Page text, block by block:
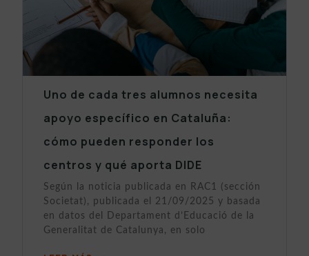
Uno de cada tres alumnos necesita
apoyo específico en Cataluña:
cómo pueden responder los
centros y qué aporta DIDE
Según la noticia publicada en RAC1 (sección
Societat), publicada el 21/09/2025 y basada
en datos del Departament d’Educació de la
Generalitat de Catalunya, en solo